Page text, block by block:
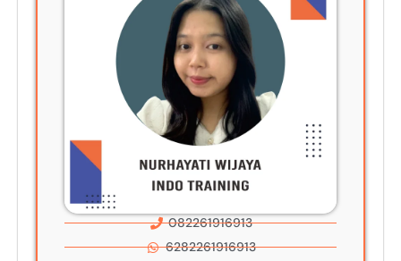
082261916913
6282261916913